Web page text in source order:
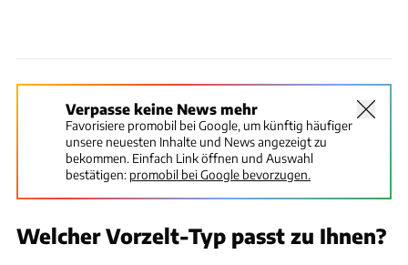
Verpasse keine News mehr
Favorisiere promobil bei Google, um künftig häufiger
unsere neuesten Inhalte und News angezeigt zu
bekommen. Einfach Link öffnen und Auswahl
bestätigen: promobil bei Google bevorzugen.
Welcher Vorzelt-Typ passt zu Ihnen?